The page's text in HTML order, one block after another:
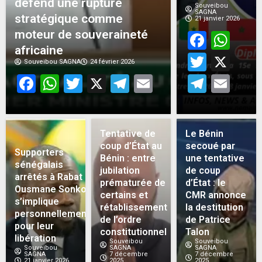
défend une rupture
stratégique comme
moteur de souveraineté
africaine
Souveibou SAGNA 24 février 2026
Facebook
WhatsApp
Twitter
X Telegram
Email
Souveibou
SAGNA
21 janvier 2026
X
Supporters
sénégalais
arrêtés à Rabat :
Ousmane Sonko
s’implique
personnellement
pour leur
libération
Souveibou
SAGNA
Tentative de
coup d’État au
Bénin : entre
jubilation
prématurée de
certains et
rétablissement
de l’ordre
constitutionnel
Souveibou
SAGNA
7 décembre
Le Bénin
secoué par
une tentative
de coup
d’État : le
CMR annonce
la destitution
de Patrice
Talon
Souveibou
SAGNA
7 décembre